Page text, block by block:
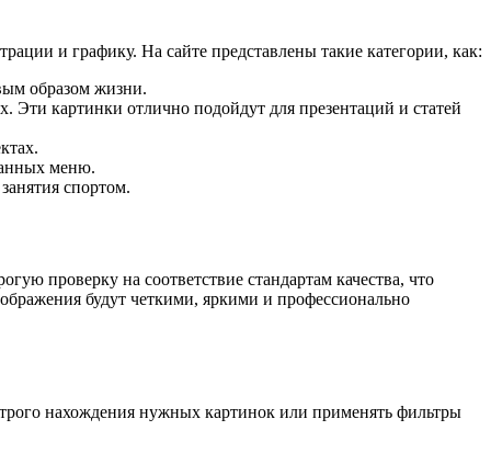
и графику. На сайте представлены такие категории, как:
образом жизни.
Эти картинки отлично подойдут для презентаций и статей
меню.
спортом.
проверку на соответствие стандартам качества, что
будут четкими, яркими и профессионально
нахождения нужных картинок или применять фильтры